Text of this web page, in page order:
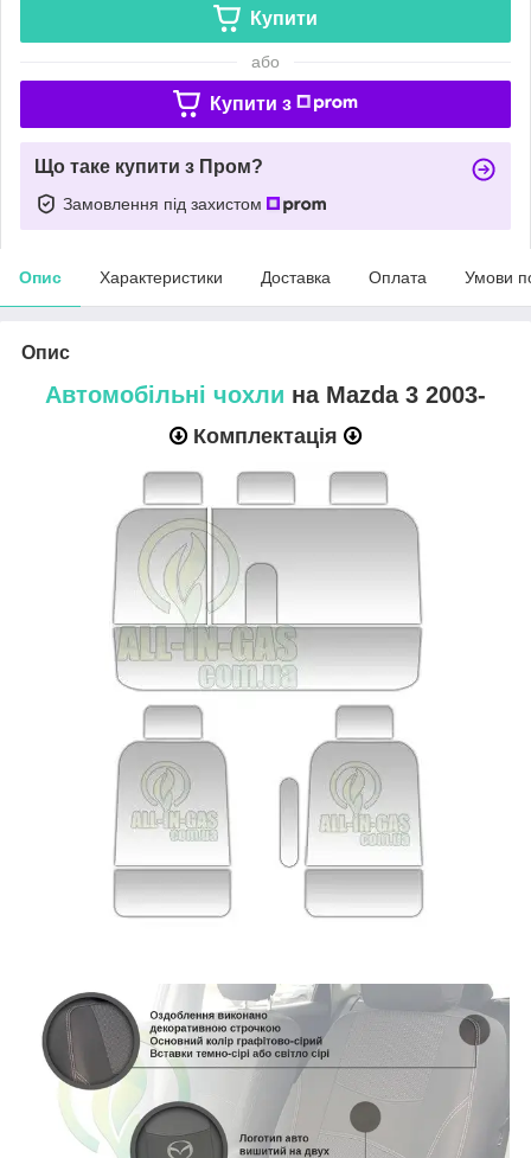
Купити
або
Купити з
Що таке купити з Пром?
Замовлення під захистом
Опис Характеристики Доставка Оплата Умови
Опис
Автомобільні чохли на Mazda 3 2003-
Комплектація